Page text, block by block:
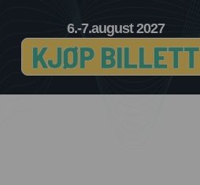
6.-7.august 2027
KJØP BILLETT